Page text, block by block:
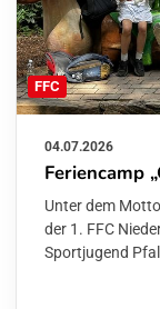
FFC
04.07.2026
Feriencamp
Unter dem
der 1. FFC
Sportjugend